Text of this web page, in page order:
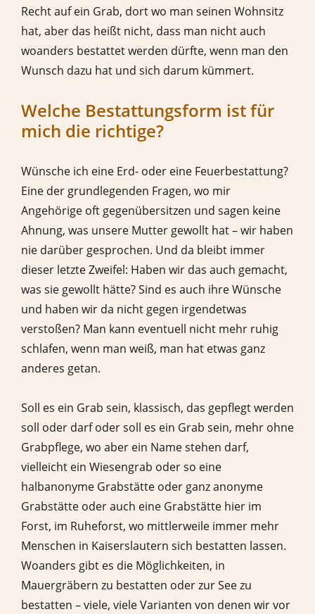
Recht auf ein Grab, dort wo man seinen Wohnsitz
hat, aber das heißt nicht, dass man nicht auch
woanders bestattet werden dürfte, wenn man den
Wunsch dazu hat und sich darum kümmert.
Welche Bestattungsform ist für
mich die richtige?
Wünsche ich eine Erd- oder eine Feuerbestattung?
Eine der grundlegenden Fragen, wo mir
Angehörige oft gegenübersitzen und sagen keine
Ahnung, was unsere Mutter gewollt hat – wir haben
nie darüber gesprochen. Und da bleibt immer
dieser letzte Zweifel: Haben wir das auch gemacht,
was sie gewollt hätte? Sind es auch ihre Wünsche
und haben wir da nicht gegen irgendetwas
verstoßen? Man kann eventuell nicht mehr ruhig
schlafen, wenn man weiß, man hat etwas ganz
anderes getan.
Soll es ein Grab sein, klassisch, das gepflegt werden
soll oder darf oder soll es ein Grab sein, mehr ohne
Grabpflege, wo aber ein Name stehen darf,
vielleicht ein Wiesengrab oder so eine
halbanonyme Grabstätte oder ganz anonyme
Grabstätte oder auch eine Grabstätte hier im
Forst, im Ruheforst, wo mittlerweile immer mehr
Menschen in Kaiserslautern sich bestatten lassen.
Woanders gibt es die Möglichkeiten, in
Mauergräbern zu bestatten oder zur See zu
bestatten – viele, viele Varianten von denen wir vor